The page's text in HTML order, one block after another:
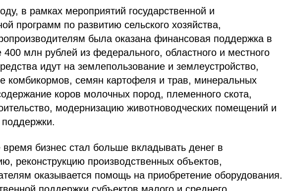
в рамках мероприятий государственной и
программ по развитию сельского хозяйства,
была оказана финансовая поддержка в
млн рублей из федерального, областного и местного
идут на землепользование и землеустройство,
комбикормов, семян картофеля и трав, минеральных
коров молочных пород, племенного скота,
модернизацию животноводческих помещений и
бизнес стал больше вкладывать денег в
реконструкцию производственных объектов,
оказывается помощь на приобретение оборудования.